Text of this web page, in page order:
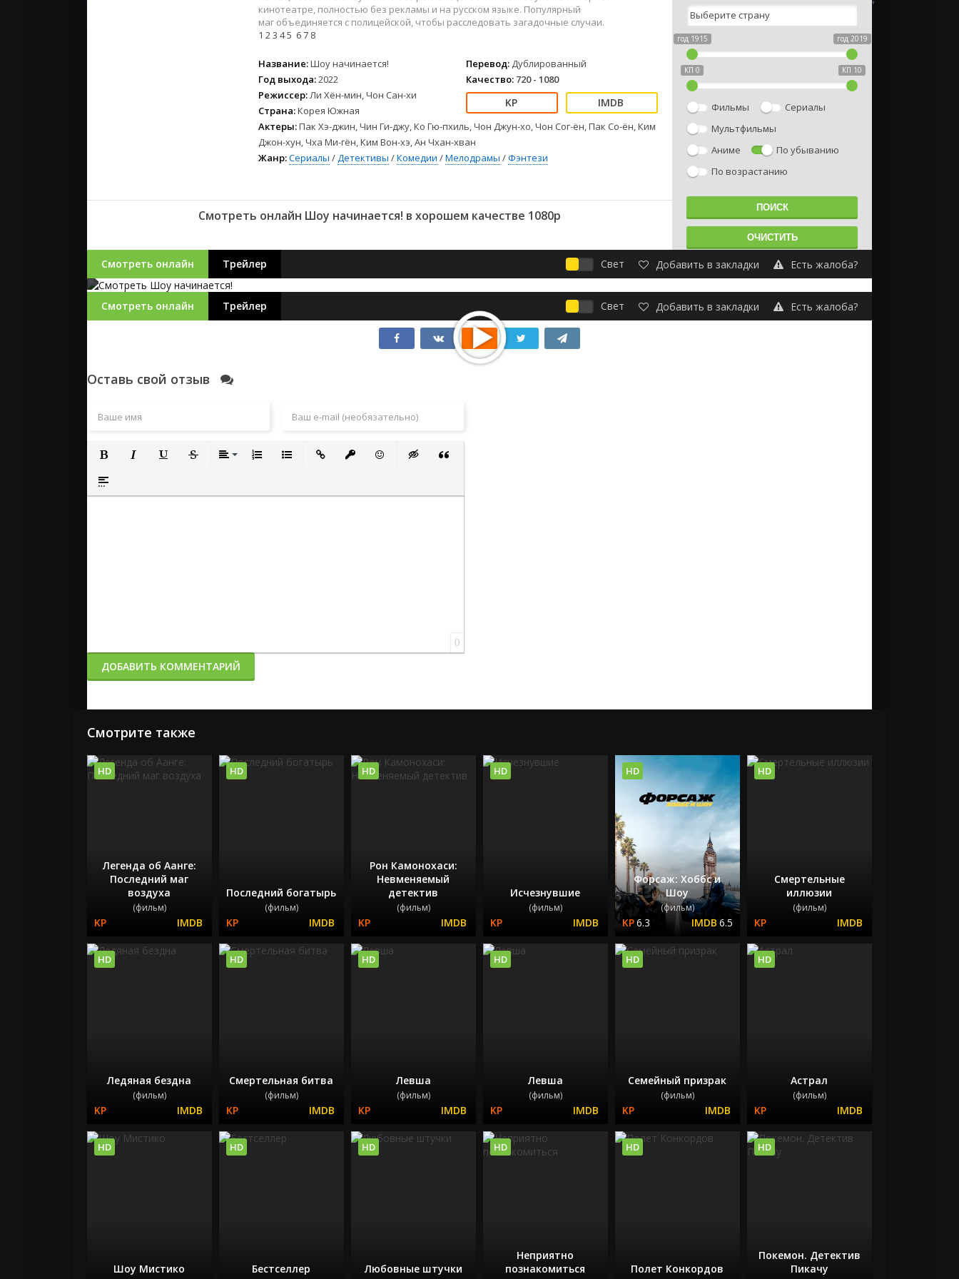
2022
2021
Русские
СССР
Зарубежные
Детские
Спорт
Фантастика
Фэнтези
2022
Русские
СССР
Зарубежные
Фильмы из соцетей
кинотеатре, полностью без рекламы и на русском языке. Популярный
маг объединяется с полицейской, чтобы расследовать загадочные случаи.
1 23 45 67 8
Название:Шоу начинается!
Год выхода:2022
Режиссер:Ли Хён-мин, Чон Сан-хи
Страна:Корея Южная
Перевод: Дублированный
Качество: 720 - 1080
Актеры:Пак Хэ-джин, Чин Ги-джу, Ко Гю-пхиль, Чон Джун-хо, Чон Сог-ён, Пак Со-ён, Ким
Джон-хун, Чха Ми-гён, Ким Вон-хэ, Ан Чхан-хван
Жанр:Сериалы /Детективы /Комедии /Мелодрамы /Фэнтези
Смотреть онлайн Шоу начинается! в хорошем качестве 1080p
год 1915 год 2019
КП 0 КП 10
Фильмы
Сериалы
Мультфильмы
Аниме
По убыванию
По возрастанию
Смотреть онлайн Трейлер Свет Добавить в закладки Есть жалоба?
Смотреть онлайн Трейлер Свет Добавить в закладки Есть жалоба?
Оставь свой отзыв
Полужирный
Вставка спойлера
0
ДОБАВИТЬ КОММЕНТАРИЙ
Смотрите также
Легенда об Аанге:
Последний маг
воздуха
(фильм)
HD
Последний богатырь
(фильм)
HD
Рон Камонохаси:
Невменяемый
детектив
(фильм)
HD
Исчезнувшие
(фильм)
HD
Форсаж: Хоббс и
Шоу
(фильм)
6.3 6.5
HD
Смертельные
иллюзии
(фильм)
HD
Ледяная бездна
(фильм)
HD
Смертельная битва
(фильм)
HD
Левша
(фильм)
HD
Левша
(фильм)
HD
Семейный призрак
(фильм)
HD
Астрал
(фильм)
HD
Шоу Мистико
HD
Бестселлер
HD
Любовные штучки
HD
Неприятно
познакомиться
HD
Полет Конкордов
HD
Покемон. Детектив
Пикачу
HD